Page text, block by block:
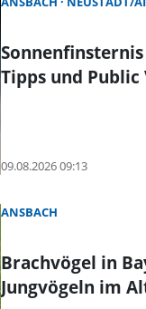
Tipps und Public
09.08.2026 09:13
ANSBACH
Brachvögel in
Jungvögeln im